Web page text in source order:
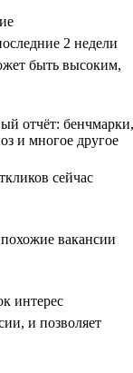
2 недели
быть высоким,
сейчас
вакансии
интерес
и позволяет